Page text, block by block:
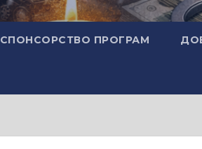
СПОНСОРСТВО ПРОГРАМ